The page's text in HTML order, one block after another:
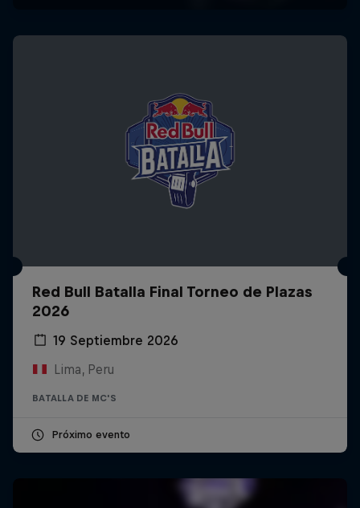
Red Bull Batalla Final Torneo de Plazas
2026
19 Septiembre 2026
Lima, Peru
BATALLA DE MC'S
Próximo evento